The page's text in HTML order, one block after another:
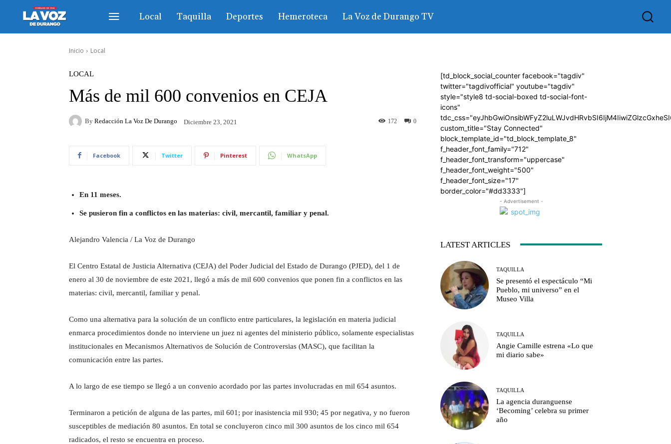
Local Taquilla Deportes Hemeroteca La Voz de Durango TV
Inicio Local
LOCAL
Más de mil 600 convenios en CEJA
By Redacción La Voz De Durango Diciembre 23, 2021 0
172
Facebook Twitter Pinterest WhatsApp
En 11 meses.
Se pusieron fin a conflictos en las materias: civil, mercantil, familiar y penal.
Alejandro Valencia / La Voz de Durango
El Centro Estatal de Justicia Alternativa (CEJA) del Poder Judicial del Estado de Durango (PJED), del 1 de
enero al 30 de noviembre de este 2021, llegó a más de mil 600 convenios que ponen fin a conflictos en las
materias: civil, mercantil, familiar y penal.
Como una alternativa para la solución de un conflicto entre particulares, la legislación en materia judicial
enmarca procedimientos donde no interviene un juez ni agentes del ministerio público, solamente especialistas
institucionales en Mecanismos Alternativos de Solución de Controversias (MASC), que facilitan la
comunicación entre las partes.
A lo largo de ese tiempo se llegó a un convenio acordado por las partes involucradas en mil 654 asuntos.
Terminaron a petición de alguna de las partes, mil 601; por inasistencia mil 930; 45 por negativa, y no fueron
susceptibles de mediación 80 asuntos. En total se concluyeron cinco mil 300 asuntos de los cinco mil 654
radicados, el resto se encuentra en proceso.
[td_block_social_counter facebook="tagdiv"
twitter="tagdivofficial" youtube="tagdiv"
style="style8 td-social-boxed td-social-font-
icons"
custom_title="Stay Connected"
block_template_id="td_block_template_8"
f_header_font_family="712"
f_header_font_transform="uppercase"
f_header_font_weight="500"
f_header_font_size="17"
border_color="#dd3333"]
- Advertisement -
LATEST ARTICLES
TAQUILLA
Se presentó el espectáculo “Mi
Pueblo, mi universo” en el
Museo Villa
TAQUILLA
Angie Camille estrena «Lo que
mi diario sabe»
TAQUILLA
La agencia duranguense
‘Becoming’ celebra su primer
año